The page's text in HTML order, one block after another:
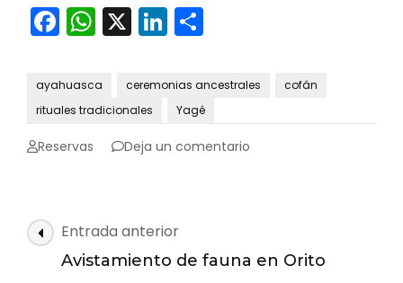
Facebook
WhatsApp
X LinkedIn
ayahuasca ceremonias ancestrales
cofán
rituales tradicionales
Yagé
Reservas Deja un comentario
Navegación
de
Entrada anterior
Avistamiento de fauna en Orito